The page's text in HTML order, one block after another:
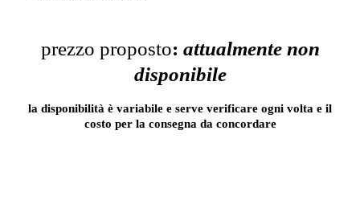
prezzo proposto: attualmente non
disponibile
la disponibilità è variabile e serve verificare ogni volta e il
costo per la consegna da concordare